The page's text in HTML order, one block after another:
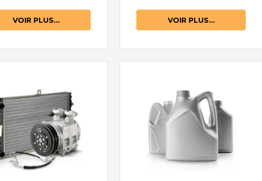
VOIR PLUS... VOIR PLUS...